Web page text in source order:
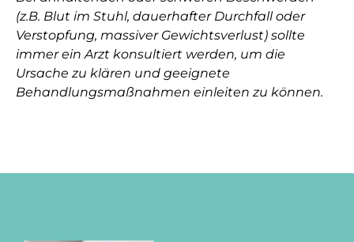
(z.B. Blut im Stuhl, dauerhafter Durchfall oder
Verstopfung, massiver Gewichtsverlust) sollte
immer ein Arzt konsultiert werden, um die
Ursache zu klären und geeignete
Behandlungsmaßnahmen einleiten zu können.